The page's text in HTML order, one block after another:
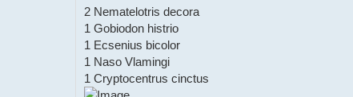
2 Nematelotris decora
1 Gobiodon histrio
1 Ecsenius bicolor
1 Naso Vlamingi
1 Cryptocentrus cinctus